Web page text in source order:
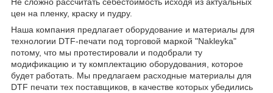
Не сложно рассчитать себестоимость исходя из актуальных
цен на пленку, краску и пудру.
Наша компания предлагает оборудование и материалы для
технологии DTF-печати под торговой маркой "Nakleyka"
потому, что мы протестировали и подобрали ту
модификацию и ту комплектацию оборудования, которое
будет работать. Мы предлагаем расходные материалы для
DTF печати тех поставщиков, в качестве которых убедились